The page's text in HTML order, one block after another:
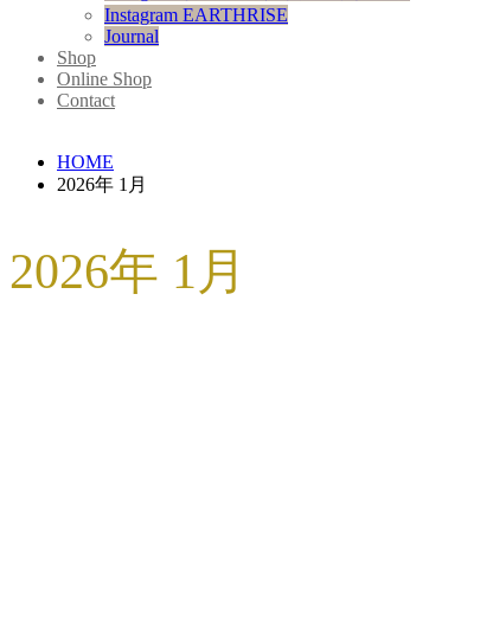
Instagram EARTHRISE
Journal
Shop
Online Shop
Contact
HOME
2026年 1月
2026年 1月